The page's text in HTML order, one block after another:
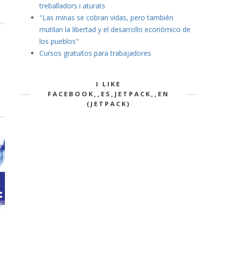
treballadors i aturats
"Las minas se cobran vidas, pero también
mutilan la libertad y el desarrollo económico de
los pueblos"
Cursos gratuitos para trabajadores
I LIKE
FACEBOOK,,ES,JETPACK,,EN
(JETPACK)